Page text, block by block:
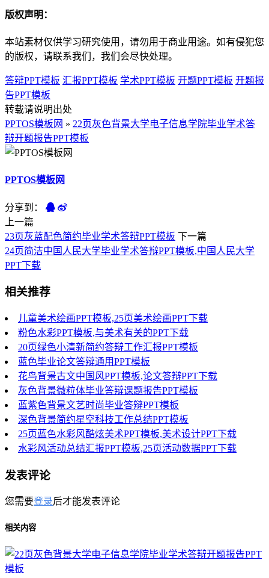
版权声明：
本站素材仅供学习研究使用，请勿用于商业用途。如有侵犯您
的版权，请联系我们，我们会尽快处理。
答辩PPT模板 汇报PPT模板 学术PPT模板 开题PPT模板 开题报
告PPT模板
转载请说明出处
PPTOS模板网 » 22页灰色背景大学电子信息学院毕业学术答
辩开题报告PPT模板
PPTOS模板网
分享到：
上一篇
23页灰蓝配色简约毕业学术答辩PPT模板 下一篇
24页简洁中国人民大学毕业学术答辩PPT模板,中国人民大学
PPT下载
相关推荐
儿童美术绘画PPT模板,25页美术绘画PPT下载
粉色水彩PPT模板,与美术有关的PPT下载
20页绿色小清新简约答辩工作汇报PPT模板
蓝色毕业论文答辩通用PPT模板
花鸟背景古文中国风PPT模板,论文答辩PPT下载
灰色背景微粒体毕业答辩课题报告PPT模板
蓝紫色背景文艺时尚毕业答辩PPT模板
深色背景简约星空科技工作总结PPT模板
25页蓝色水彩风酷炫美术PPT模板,美术设计PPT下载
水彩风活动总结汇报PPT模板,25页活动数据PPT下载
发表评论
您需要登录后才能发表评论
相关内容